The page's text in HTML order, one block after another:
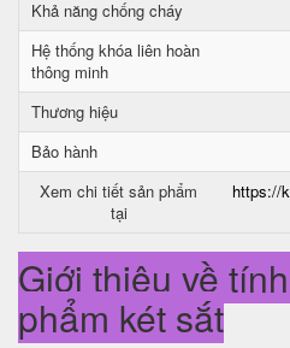
Khả năng chống cháy
Hệ thống khóa liên hoàn
thông minh
Thương hiệu
Bảo hành
Xem chi tiết sản phẩm
tại
https://
Giới thiệu về
phẩm két sắt